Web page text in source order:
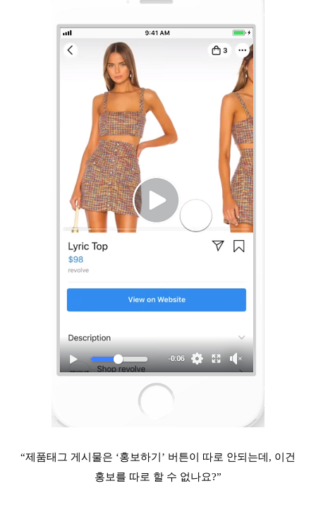
“제품태그 게시물은 ‘홍보하기’ 버튼이 따로 안되는데, 이건
홍보를 따로 할 수 없나요?”